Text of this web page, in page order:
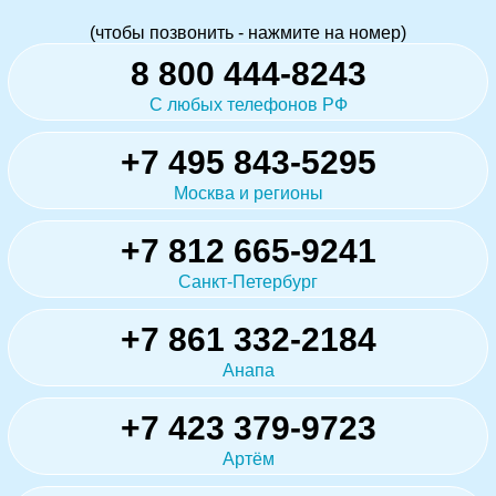
(чтобы позвонить - нажмите на номер)
8 800 444-8243
С любых телефонов РФ
+7 495 843-5295
Москва и регионы
+7 812 665-9241
Санкт-Петербург
+7 861 332-2184
Анапа
+7 423 379-9723
Артём